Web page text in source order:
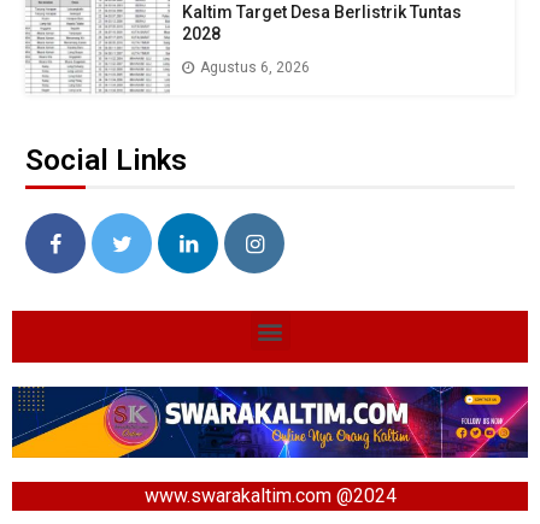
Kaltim Target Desa Berlistrik Tuntas
2028
Agustus 6, 2026
Social Links
www.swarakaltim.com @2024